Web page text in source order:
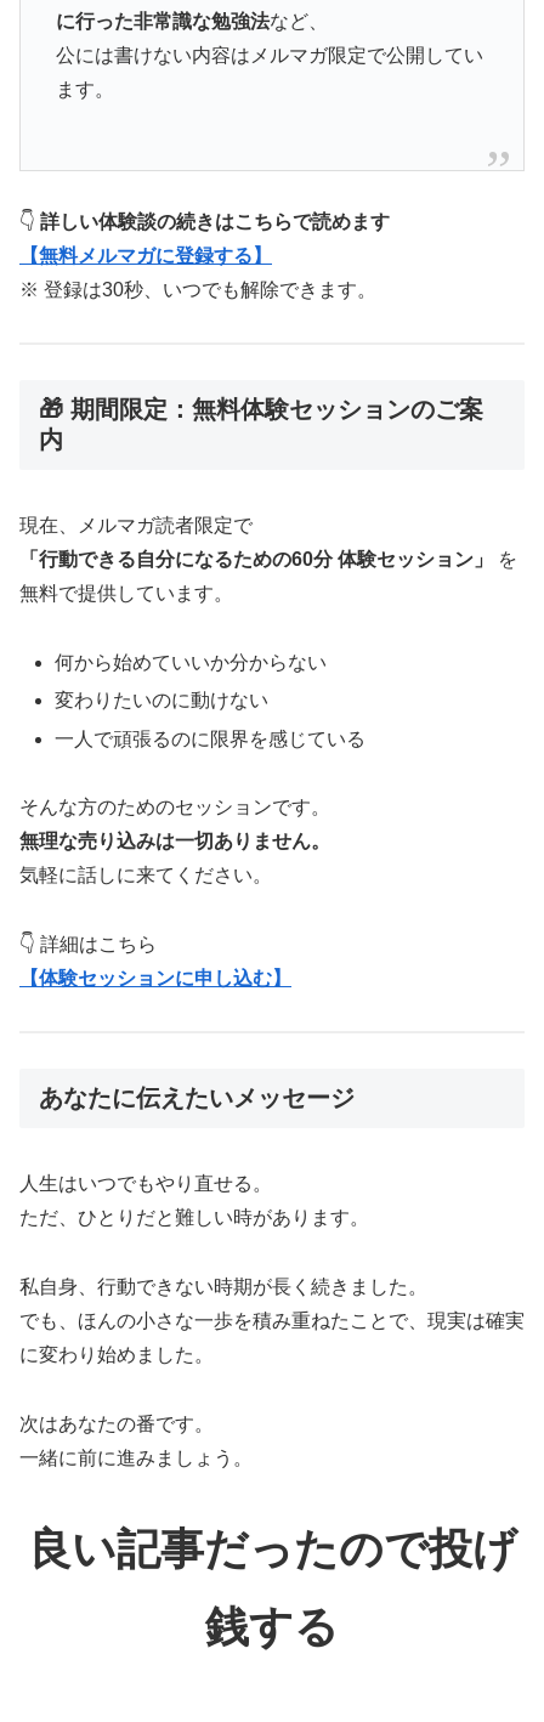
に行った非常識な勉強法など、
公には書けない内容はメルマガ限定で公開してい
ます。
👇 詳しい体験談の続きはこちらで読めます
【無料メルマガに登録する】
※ 登録は30秒、いつでも解除できます。
🎁 期間限定：無料体験セッションのご案
内
現在、メルマガ読者限定で
「行動できる自分になるための60分 体験セッション」
を
無料で提供しています。
何から始めていいか分からない
変わりたいのに動けない
一人で頑張るのに限界を感じている
そんな方のためのセッションです。
無理な売り込みは一切ありません。
気軽に話しに来てください。
👇 詳細はこちら
【体験セッションに申し込む】
あなたに伝えたいメッセージ
人生はいつでもやり直せる。
ただ、ひとりだと難しい時があります。
私自身、行動できない時期が長く続きました。
でも、ほんの小さな一歩を積み重ねたことで、現実は確実
に変わり始めました。
次はあなたの番です。
一緒に前に進みましょう。
良い記事だったので投げ
銭する